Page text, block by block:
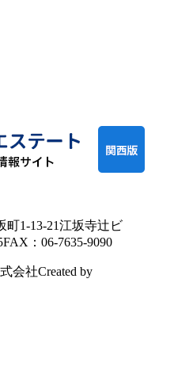
町1-13-21江坂寺辻ビ
FAX：06-7635-9090
会社Created by